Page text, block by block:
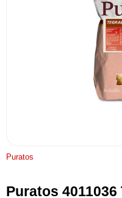
Puratos
Puratos 4011036